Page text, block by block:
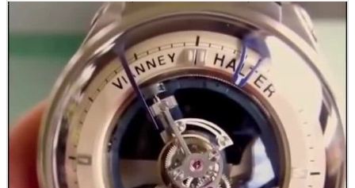
00万円)となっています。